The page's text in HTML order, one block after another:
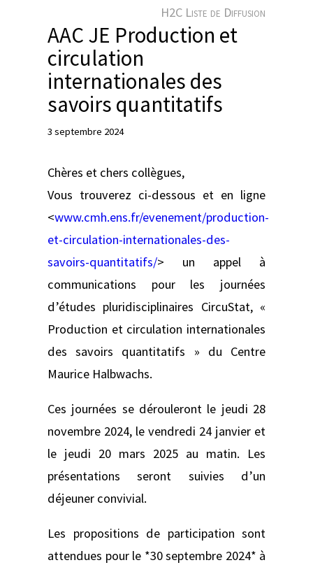
r
H2C Liste de Diffusion
AAC JE Production et
circulation
internationales des
savoirs quantitatifs
3 septembre 2024
Chères et chers collègues,
Vous trouverez ci-dessous et en ligne
<www.cmh.ens.fr/evenement/production-
et-circulation-internationales-des-
savoirs-quantitatifs/> un appel à
communications pour les journées
d’études pluridisciplinaires CircuStat, «
Production et circulation internationales
des savoirs quantitatifs » du Centre
Maurice Halbwachs.
Ces journées se dérouleront le jeudi 28
novembre 2024, le vendredi 24 janvier et
le jeudi 20 mars 2025 au matin. Les
présentations seront suivies d’un
déjeuner convivial.
Les propositions de participation sont
attendues pour le *30 septembre 2024* à